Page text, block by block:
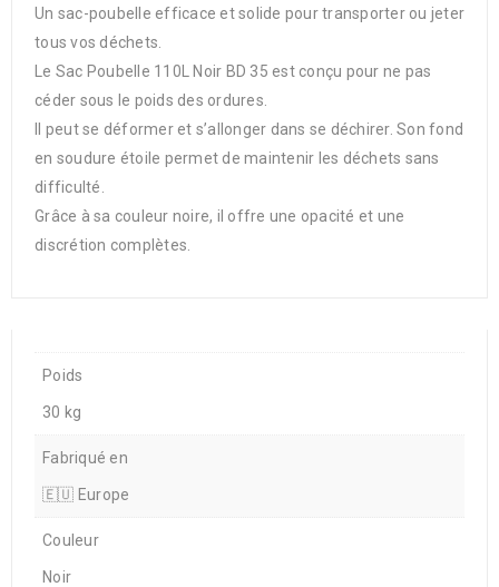
Un sac-poubelle efficace et solide pour transporter ou jeter
tous vos déchets.
Le Sac Poubelle 110L Noir BD 35 est conçu pour ne pas
céder sous le poids des ordures.
Il peut se déformer et s’allonger dans se déchirer. Son fond
en soudure étoile permet de maintenir les déchets sans
difficulté.
Grâce à sa couleur noire, il offre une opacité et une
discrétion complètes.
Poids
30 kg
Fabriqué en
🇪🇺 Europe
Couleur
Noir